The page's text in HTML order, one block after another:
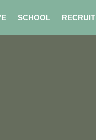
SCHOOL RECRUIT